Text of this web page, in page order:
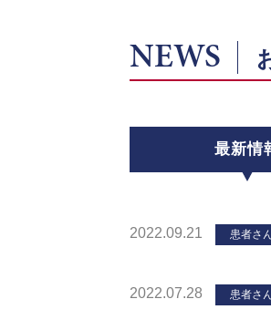
NEWS
最新情
2022.09.21 患者さ
2022.07.28 患者さ